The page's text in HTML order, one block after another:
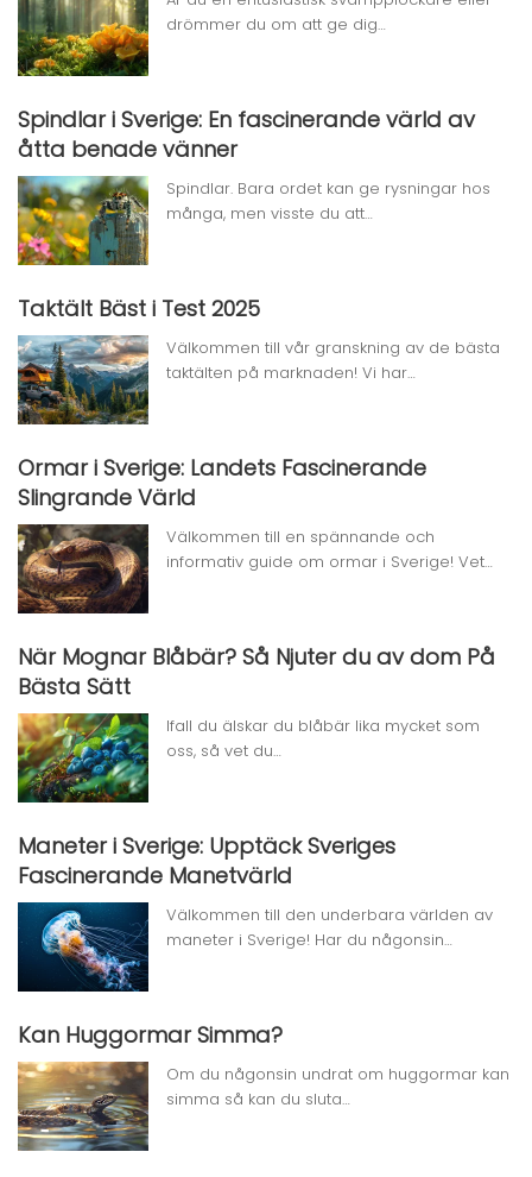
drömmer du om att ge dig…
Spindlar i Sverige: En fascinerande värld av
åtta benade vänner
Spindlar. Bara ordet kan ge rysningar hos
många, men visste du att…
Taktält Bäst i Test 2025
Välkommen till vår granskning av de bästa
taktälten på marknaden! Vi har…
Ormar i Sverige: Landets Fascinerande
Slingrande Värld
Välkommen till en spännande och
informativ guide om ormar i Sverige! Vet…
När Mognar Blåbär? Så Njuter du av dom På
Bästa Sätt
Ifall du älskar du blåbär lika mycket som
oss, så vet du…
Maneter i Sverige: Upptäck Sveriges
Fascinerande Manetvärld
Välkommen till den underbara världen av
maneter i Sverige! Har du någonsin…
Kan Huggormar Simma?
Om du någonsin undrat om huggormar kan
simma så kan du sluta…